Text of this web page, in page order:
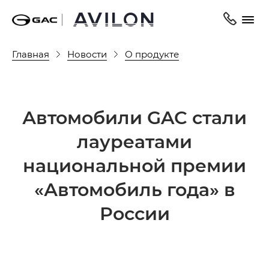
Главная Новости О продукте
Автомобили GAC стали
лауреатами
национальной премии
«Автомобиль года» в
России